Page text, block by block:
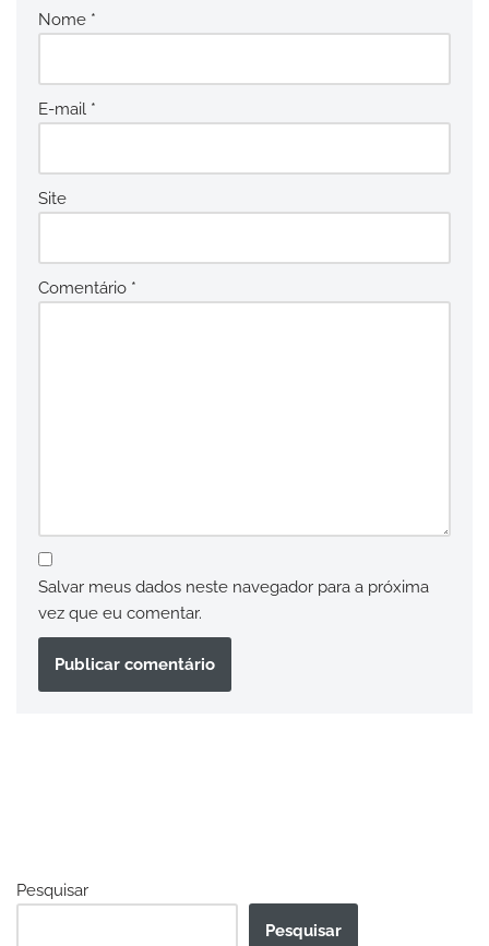
Nome *
E-mail *
Site
Comentário *
Salvar meus dados neste navegador para a próxima
vez que eu comentar.
Pesquisar
Pesquisar